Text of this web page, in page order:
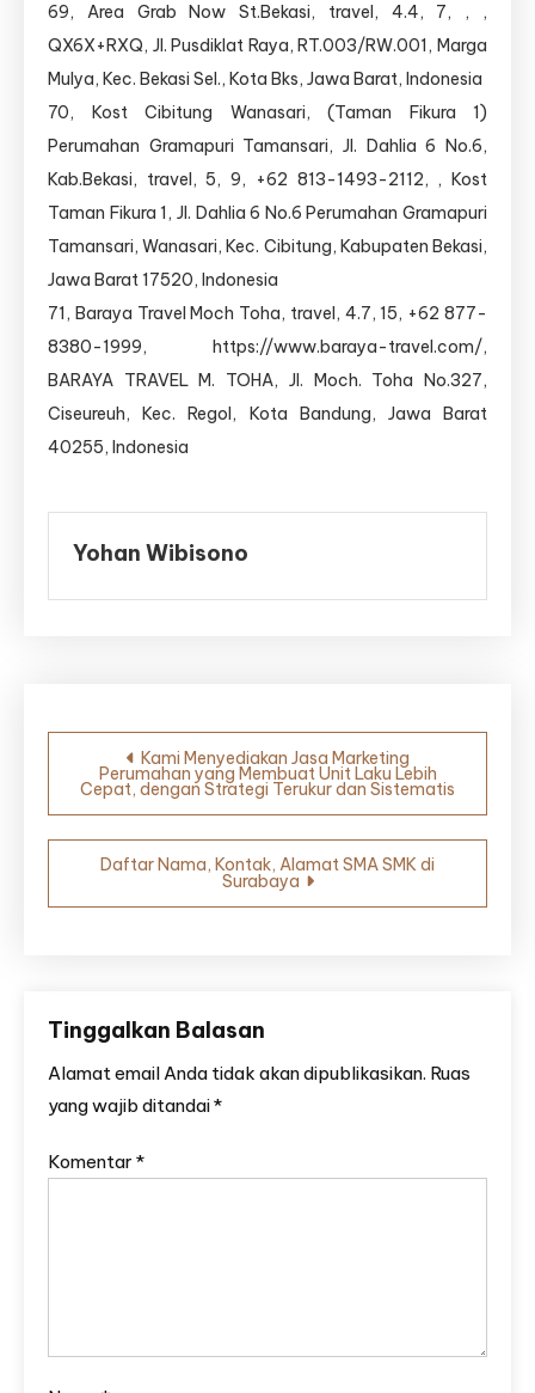
69, Area Grab Now St.Bekasi, travel, 4.4, 7, , ,
QX6X+RXQ, Jl. Pusdiklat Raya, RT.003/RW.001, Marga
Mulya, Kec. Bekasi Sel., Kota Bks, Jawa Barat, Indonesia
70, Kost Cibitung Wanasari, (Taman Fikura 1)
Perumahan Gramapuri Tamansari, Jl. Dahlia 6 No.6,
Kab.Bekasi, travel, 5, 9, +62 813-1493-2112, , Kost
Taman Fikura 1, Jl. Dahlia 6 No.6 Perumahan Gramapuri
Tamansari, Wanasari, Kec. Cibitung, Kabupaten Bekasi,
Jawa Barat 17520, Indonesia
71, Baraya Travel Moch Toha, travel, 4.7, 15, +62 877-
8380-1999, https://www.baraya-travel.com/,
BARAYA TRAVEL M. TOHA, Jl. Moch. Toha No.327,
Ciseureuh, Kec. Regol, Kota Bandung, Jawa Barat
40255, Indonesia
Yohan Wibisono
Navigasi
pos
Kami Menyediakan Jasa Marketing
Perumahan yang Membuat Unit Laku Lebih
Cepat, dengan Strategi Terukur dan Sistematis
Daftar Nama, Kontak, Alamat SMA SMK di
Surabaya
Tinggalkan Balasan
Alamat email Anda tidak akan dipublikasikan. Ruas
yang wajib ditandai*
Komentar *